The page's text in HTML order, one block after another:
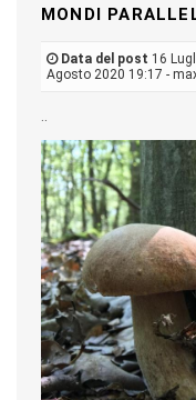
MONDI
Data del post 16
Agosto 2020 19:17 -
..